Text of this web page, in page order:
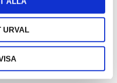
URVAL
(SDI-12, 1
(5V)
30 mS